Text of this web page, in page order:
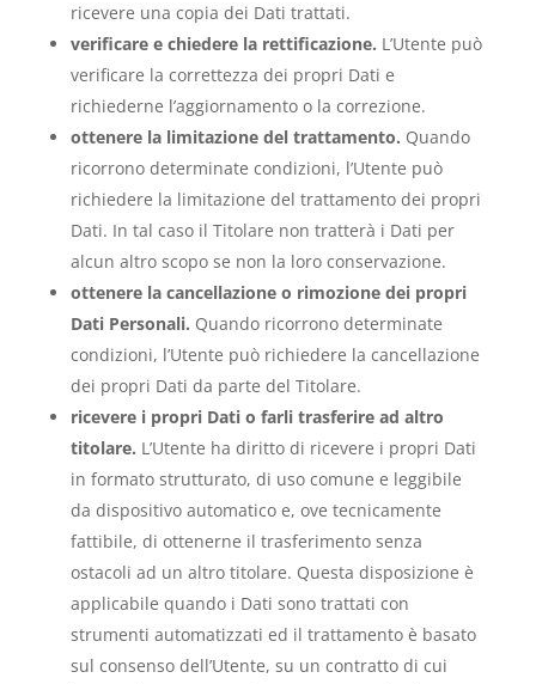
ricevere una copia dei Dati trattati.
verificare e chiedere la rettificazione. L’Utente può
verificare la correttezza dei propri Dati e
richiederne l’aggiornamento o la correzione.
ottenere la limitazione del trattamento. Quando
ricorrono determinate condizioni, l’Utente può
richiedere la limitazione del trattamento dei propri
Dati. In tal caso il Titolare non tratterà i Dati per
alcun altro scopo se non la loro conservazione.
ottenere la cancellazione o rimozione dei propri
Dati Personali. Quando ricorrono determinate
condizioni, l’Utente può richiedere la cancellazione
dei propri Dati da parte del Titolare.
ricevere i propri Dati o farli trasferire ad altro
titolare. L’Utente ha diritto di ricevere i propri Dati
in formato strutturato, di uso comune e leggibile
da dispositivo automatico e, ove tecnicamente
fattibile, di ottenerne il trasferimento senza
ostacoli ad un altro titolare. Questa disposizione è
applicabile quando i Dati sono trattati con
strumenti automatizzati ed il trattamento è basato
sul consenso dell’Utente, su un contratto di cui